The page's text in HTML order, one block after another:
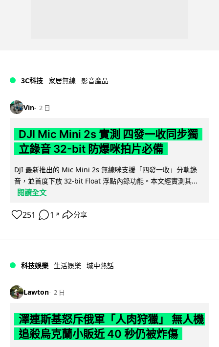
3C科技 家居無線 影音產品
Vin 2 日
DJI Mic Mini 2s 實測 四發一收同步獨
立錄音 32-bit 防爆咪拍片必備
DJI 最新推出的 Mic Mini 2s 無線咪支援「四發一收」分軌錄
音，並首度下放 32-bit Float 浮點內錄功能。本文經實測其...
閱讀全文
251 1 ↗ 分享
科技娛樂 生活娛樂 城中熱話
Lawton 2 日
澤連斯基怒斥俄軍「人肉狩獵」 無人機
追殺烏克蘭小販近 40 秒仍被炸傷